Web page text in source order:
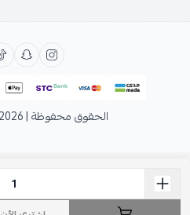
الحقوق محفوظة | 2026